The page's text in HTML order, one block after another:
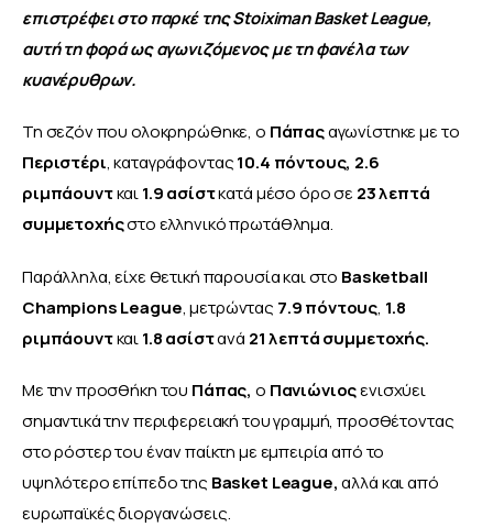
επιστρέφει στο παρκέ της Stoiximan Basket League,
αυτή τη φορά ως αγωνιζόμενος με τη φανέλα των
κυανέρυθρων.
Τη σεζόν που ολοκρηρώθηκε, ο Πάπας αγωνίστηκε με το
Περιστέρι, καταγράφοντας 10.4 πόντους, 2.6
ριμπάουντ και 1.9 ασίστ κατά μέσο όρο σε 23 λεπτά
συμμετοχής στο ελληνικό πρωτάθλημα.
Παράλληλα, είχε θετική παρουσία και στο Basketball
Champions League, μετρώντας 7.9 πόντους, 1.8
ριμπάουντ και 1.8 ασίστ ανά 21 λεπτά συμμετοχής.
Με την προσθήκη του Πάπας, ο Πανιώνιος ενισχύει
σημαντικά την περιφερειακή του γραμμή, προσθέτοντας
στο ρόστερ του έναν παίκτη με εμπειρία από το
υψηλότερο επίπεδο της Basket League, αλλά και από
ευρωπαϊκές διοργανώσεις.